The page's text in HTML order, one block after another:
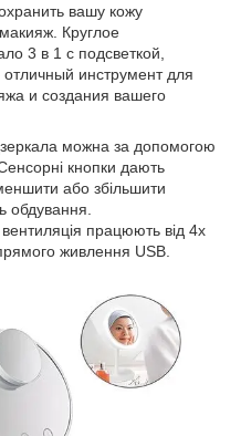
вашу кожу
Круглое
3 в 1 с подсветкой,
инструмент для
и создания вашего
можна за допомогою
кнопки дають
або збільшити
обдування.
працюють від 4х
живлення USB.